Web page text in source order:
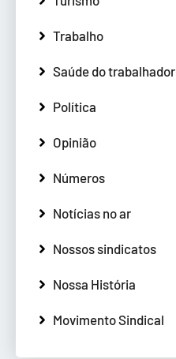
Trabalho
Saúde do trabalhador
Política
Opinião
Números
Notícias no ar
Nossos sindicatos
Nossa História
Movimento Sindical